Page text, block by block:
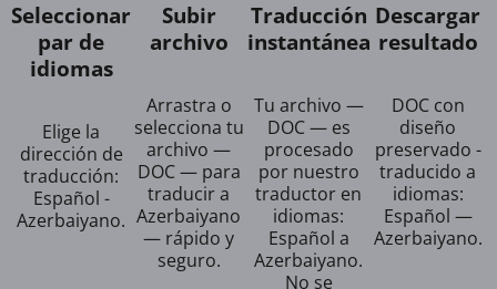
Seleccionar
par de
idiomas
Elige la
dirección de
traducción:
Español -
Azerbaiyano.
Subir
archivo
Arrastra o
selecciona tu
archivo —
DOC — para
traducir a
Azerbaiyano
— rápido y
seguro.
Traducción
instantánea
Tu archivo —
DOC — es
procesado
por nuestro
traductor en
idiomas:
Español a
Azerbaiyano.
No se
Descargar
resultado
DOC con
diseño
preservado -
traducido a
idiomas:
Español —
Azerbaiyano.